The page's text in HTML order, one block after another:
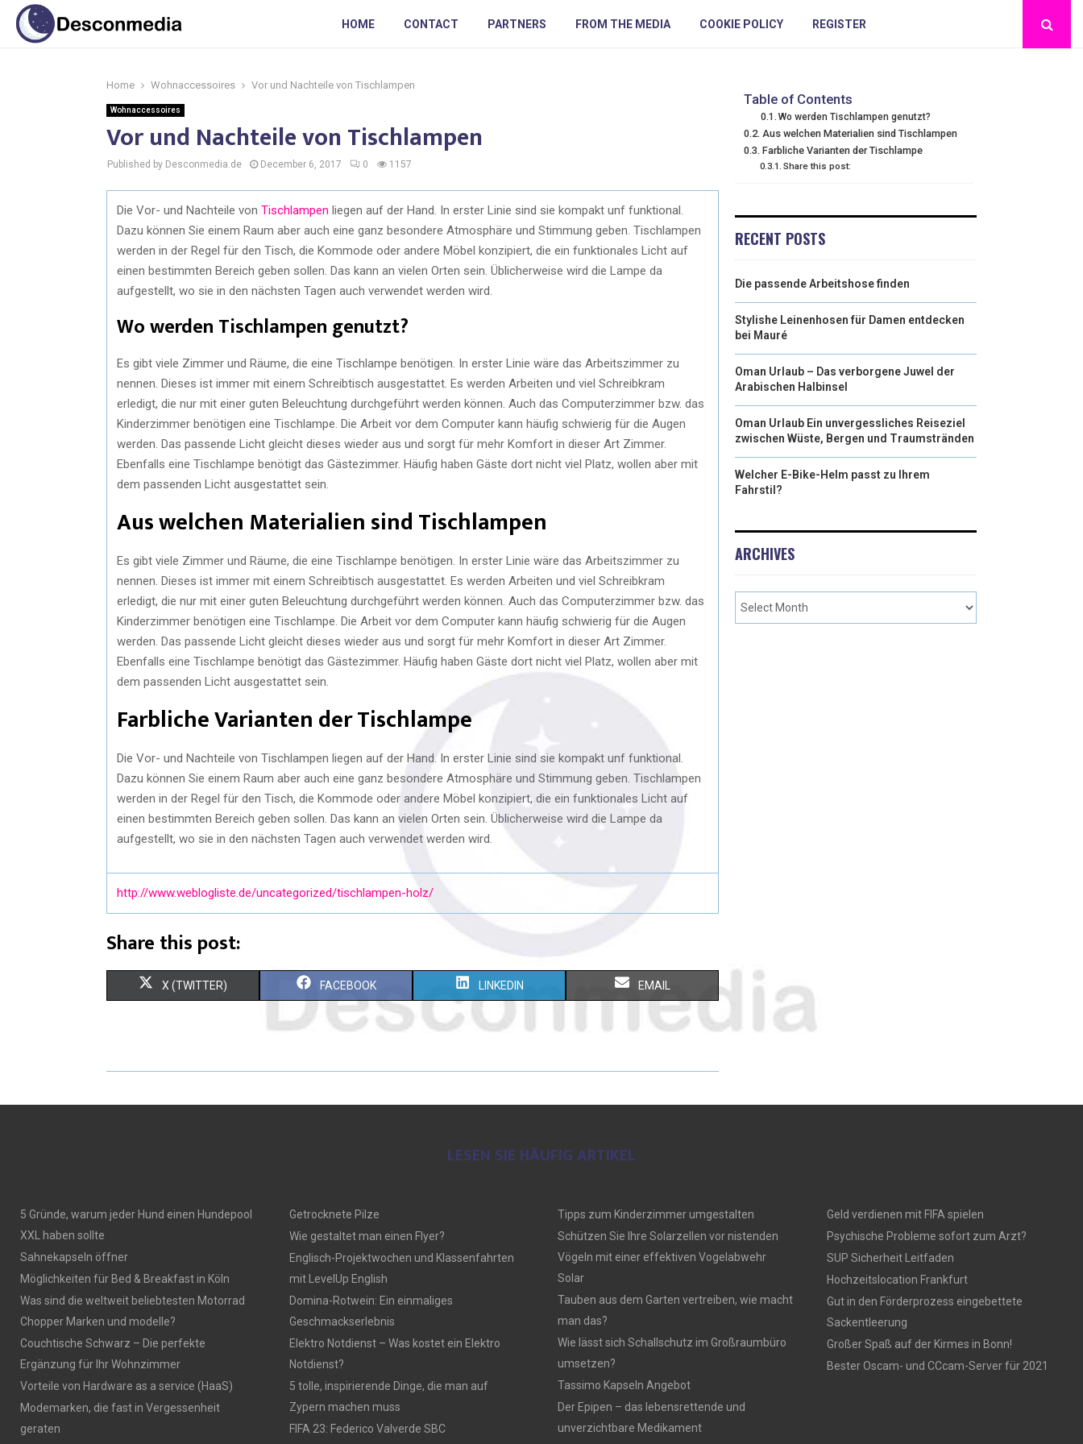
HOME CONTACT PARTNERS FROM THE MEDIA COOKIE POLICY REGISTER
Home Wohnaccessoires Vor und Nachteile von Tischlampen
Wohnaccessoires
Vor und Nachteile von Tischlampen
Published by Desconmedia.de December 6, 2017 0 1157
Die Vor- und Nachteile von Tischlampen liegen auf der Hand. In erster Linie sind sie kompakt unf funktional.
Dazu können Sie einem Raum aber auch eine ganz besondere Atmosphäre und Stimmung geben. Tischlampen
werden in der Regel für den Tisch, die Kommode oder andere Möbel konzipiert, die ein funktionales Licht auf
einen bestimmten Bereich geben sollen. Das kann an vielen Orten sein. Üblicherweise wird die Lampe da
aufgestellt, wo sie in den nächsten Tagen auch verwendet werden wird.
Wo werden Tischlampen genutzt?
Es gibt viele Zimmer und Räume, die eine Tischlampe benötigen. In erster Linie wäre das Arbeitszimmer zu
nennen. Dieses ist immer mit einem Schreibtisch ausgestattet. Es werden Arbeiten und viel Schreibkram
erledigt, die nur mit einer guten Beleuchtung durchgeführt werden können. Auch das Computerzimmer bzw. das
Kinderzimmer benötigen eine Tischlampe. Die Arbeit vor dem Computer kann häufig schwierig für die Augen
werden. Das passende Licht gleicht dieses wieder aus und sorgt für mehr Komfort in dieser Art Zimmer.
Ebenfalls eine Tischlampe benötigt das Gästezimmer. Häufig haben Gäste dort nicht viel Platz, wollen aber mit
dem passenden Licht ausgestattet sein.
Aus welchen Materialien sind Tischlampen
Es gibt viele Zimmer und Räume, die eine Tischlampe benötigen. In erster Linie wäre das Arbeitszimmer zu
nennen. Dieses ist immer mit einem Schreibtisch ausgestattet. Es werden Arbeiten und viel Schreibkram
erledigt, die nur mit einer guten Beleuchtung durchgeführt werden können. Auch das Computerzimmer bzw. das
Kinderzimmer benötigen eine Tischlampe. Die Arbeit vor dem Computer kann häufig schwierig für die Augen
werden. Das passende Licht gleicht dieses wieder aus und sorgt für mehr Komfort in dieser Art Zimmer.
Ebenfalls eine Tischlampe benötigt das Gästezimmer. Häufig haben Gäste dort nicht viel Platz, wollen aber mit
dem passenden Licht ausgestattet sein.
Farbliche Varianten der Tischlampe
Die Vor- und Nachteile von Tischlampen liegen auf der Hand. In erster Linie sind sie kompakt unf funktional.
Dazu können Sie einem Raum aber auch eine ganz besondere Atmosphäre und Stimmung geben. Tischlampen
werden in der Regel für den Tisch, die Kommode oder andere Möbel konzipiert, die ein funktionales Licht auf
einen bestimmten Bereich geben sollen. Das kann an vielen Orten sein. Üblicherweise wird die Lampe da
aufgestellt, wo sie in den nächsten Tagen auch verwendet werden wird.
http://www.weblogliste.de/uncategorized/tischlampen-holz/
Share this post:
X (TWITTER) FACEBOOK LINKEDIN EMAIL
Table of Contents
Wo werden Tischlampen genutzt?
Aus welchen Materialien sind Tischlampen
Farbliche Varianten der Tischlampe
Share this post:
RECENT POSTS
Die passende Arbeitshose finden
Stylishe Leinenhosen für Damen entdecken
bei Mauré
Oman Urlaub – Das verborgene Juwel der
Arabischen Halbinsel
Oman Urlaub Ein unvergessliches Reiseziel
zwischen Wüste, Bergen und Traumstränden
Welcher E-Bike-Helm passt zu Ihrem
Fahrstil?
ARCHIVES
LESEN SIE HÄUFIG ARTIKEL
5 Gründe, warum jeder Hund einen Hundepool
XXL haben sollte
Sahnekapseln öffner
Möglichkeiten für Bed & Breakfast in Köln
Was sind die weltweit beliebtesten Motorrad
Chopper Marken und modelle?
Couchtische Schwarz – Die perfekte
Ergänzung für Ihr Wohnzimmer
Vorteile von Hardware as a service (HaaS)
Modemarken, die fast in Vergessenheit
geraten
Getrocknete Pilze
Wie gestaltet man einen Flyer?
Englisch-Projektwochen und Klassenfahrten
mit LevelUp English
Domina-Rotwein: Ein einmaliges
Geschmackserlebnis
Elektro Notdienst – Was kostet ein Elektro
Notdienst?
5 tolle, inspirierende Dinge, die man auf
Zypern machen muss
FIFA 23: Federico Valverde SBC
Tipps zum Kinderzimmer umgestalten
Schützen Sie Ihre Solarzellen vor nistenden
Vögeln mit einer effektiven Vogelabwehr
Solar
Tauben aus dem Garten vertreiben, wie macht
man das?
Wie lässt sich Schallschutz im Großraumbüro
umsetzen?
Tassimo Kapseln Angebot
Der Epipen – das lebensrettende und
unverzichtbare Medikament
Geld verdienen mit FIFA spielen
Psychische Probleme sofort zum Arzt?
SUP Sicherheit Leitfaden
Hochzeitslocation Frankfurt
Gut in den Förderprozess eingebettete
Sackentleerung
Großer Spaß auf der Kirmes in Bonn!
Bester Oscam- und CCcam-Server für 2021